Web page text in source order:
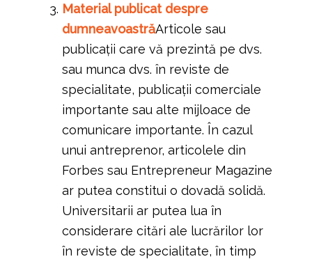
Material publicat despre
dumneavoastrăArticole sau
publicații care vă prezintă pe dvs.
sau munca dvs. în reviste de
specialitate, publicații comerciale
importante sau alte mijloace de
comunicare importante. În cazul
unui antreprenor, articolele din
Forbes sau Entrepreneur Magazine
ar putea constitui o dovadă solidă.
Universitarii ar putea lua în
considerare citări ale lucrărilor lor
în reviste de specialitate, în timp